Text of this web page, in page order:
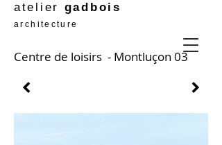
atelier gadbois
architecture
Centre de loisirs - Montluçon 03